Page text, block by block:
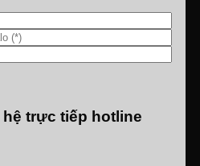
hệ trực tiếp hotline